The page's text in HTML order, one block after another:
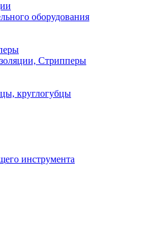
оборудования
Стрипперы
круглогубцы
инструмента